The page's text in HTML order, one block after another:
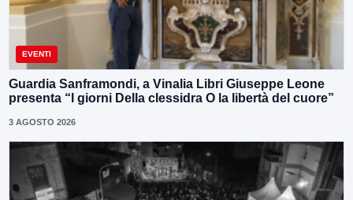
EVENTI
Guardia Sanframondi, a Vinalia Libri Giuseppe Leone
presenta “I giorni Della clessidra O la libertà del cuore”
3 AGOSTO 2026